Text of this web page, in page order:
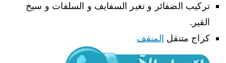
تركيب الضفائر و تغير السفايف و السلفات و سيخ
القير.
كراج متنقل المنقف